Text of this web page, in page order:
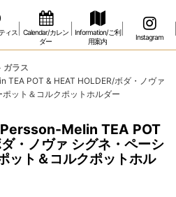
ィス
Calendar/カレン
ダー
Information/ご利
用案内
Instagram
ガラス
TEA POT & HEAT HOLDER/ボダ・ノヴァ
ット＆コルクポットホルダー
Melin TEA POT
・ノヴァ シグネ・ペーシ
ット＆コルクポットホル